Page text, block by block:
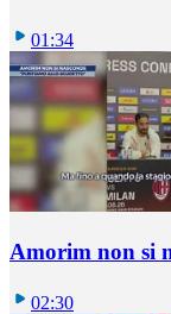
01:34
Amorim non si
02:30